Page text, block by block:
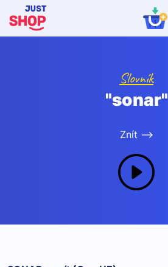
Slovník
"sonar"
Znít -->